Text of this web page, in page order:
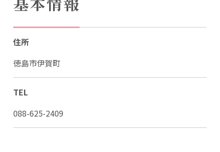
住所
徳島市伊賀町
TEL
088-625-2409